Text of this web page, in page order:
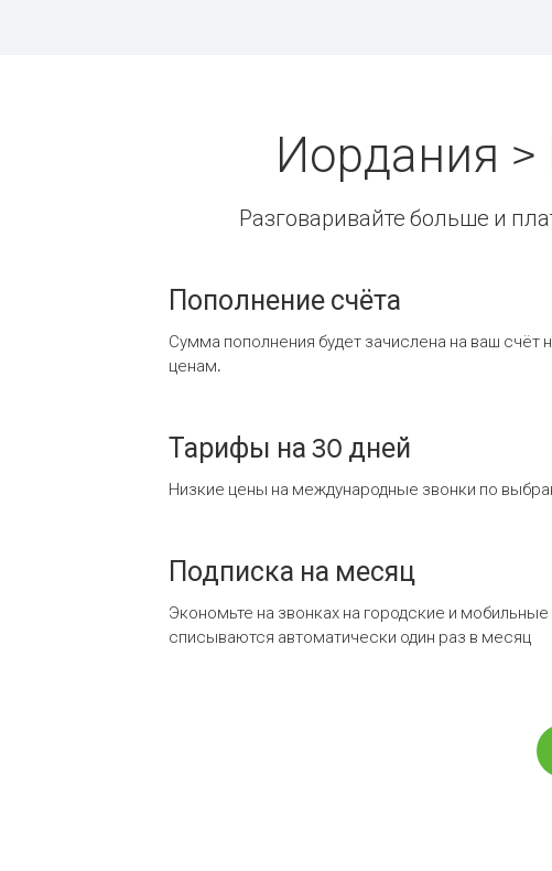
Иордания
Разговаривайте больше и
Пополнение счёта
Сумма пополнения будет зачислена на ваш
ценам.
Тарифы на 30 дней
Низкие цены на международные звонки по
Подписка на месяц
Экономьте на звонках на городские и
списываются автоматически один раз в месяц